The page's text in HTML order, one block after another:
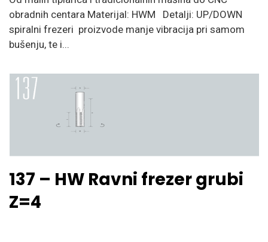
obradnih centara Materijal: HWM Detalji: UP/DOWN
spiralni frezeri proizvode manje vibracija pri samom
bušenju, te i...
137 – HW Ravni frezer grubi
Z=4